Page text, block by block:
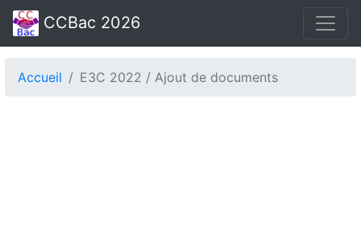
CCBac 2026
Accueil E3C 2022 / Ajout de documents